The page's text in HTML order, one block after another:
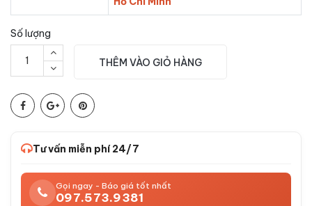
Số lượng
THÊM VÀO GIỎ HÀNG
Tư vấn miễn phí 24/7
Gọi ngay - Báo giá tốt nhất
097.573.9381